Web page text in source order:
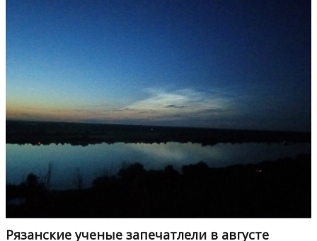
Рязанские ученые запечатлели в августе